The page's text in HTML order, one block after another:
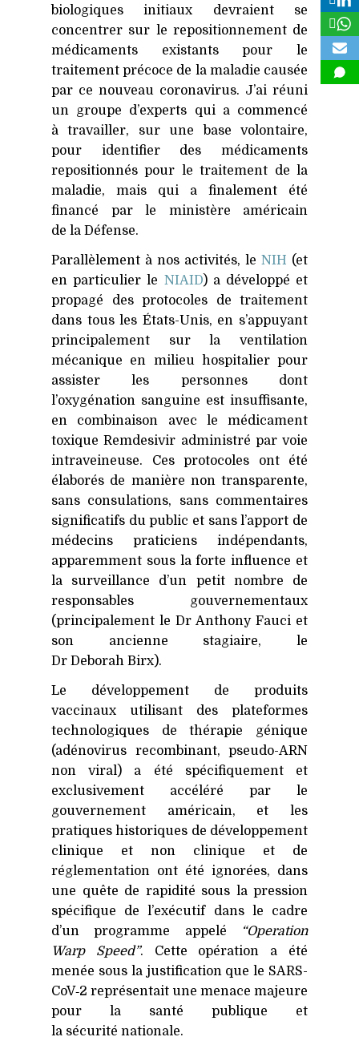
biologiques initiaux devraient se
concentrer sur le repositionnement de
médicaments existants pour le
traitement précoce de la maladie causée
par ce nouveau coronavirus. J’ai réuni
un groupe d’experts qui a commencé
à travailler, sur une base volontaire,
pour identifier des médicaments
repositionnés pour le traitement de la
maladie, mais qui a finalement été
financé par le ministère américain
de la Défense.
Parallèlement à nos activités, le NIH (et
en particulier le NIAID) a développé et
propagé des protocoles de traitement
dans tous les États-Unis, en s’appuyant
principalement sur la ventilation
mécanique en milieu hospitalier pour
assister les personnes dont
l’oxygénation sanguine est insuffisante,
en combinaison avec le médicament
toxique Remdesivir administré par voie
intraveineuse. Ces protocoles ont été
élaborés de manière non transparente,
sans consulations, sans commentaires
significatifs du public et sans l’apport de
médecins praticiens indépendants,
apparemment sous la forte influence et
la surveillance d’un petit nombre de
responsables gouvernementaux
(principalement le Dr Anthony Fauci et
son ancienne stagiaire, le
Dr Deborah Birx).
Le développement de produits
vaccinaux utilisant des plateformes
technologiques de thérapie génique
(adénovirus recombinant, pseudo-ARN
non viral) a été spécifiquement et
exclusivement accéléré par le
gouvernement américain, et les
pratiques historiques de développement
clinique et non clinique et de
réglementation ont été ignorées, dans
une quête de rapidité sous la pression
spécifique de l’exécutif dans le cadre
d’un programme appelé
“Operation
Warp Speed”. Cette opération a été
menée sous la justification que le SARS-
CoV‑2 représentait une menace majeure
pour la santé publique et
la sécurité nationale.